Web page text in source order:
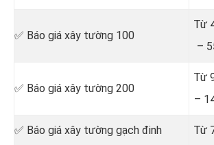
✅ Báo giá xây tường 100
Từ
–
✅ Báo giá xây tường 200
Từ
–
✅ Báo giá xây tường gạch đinh
Từ